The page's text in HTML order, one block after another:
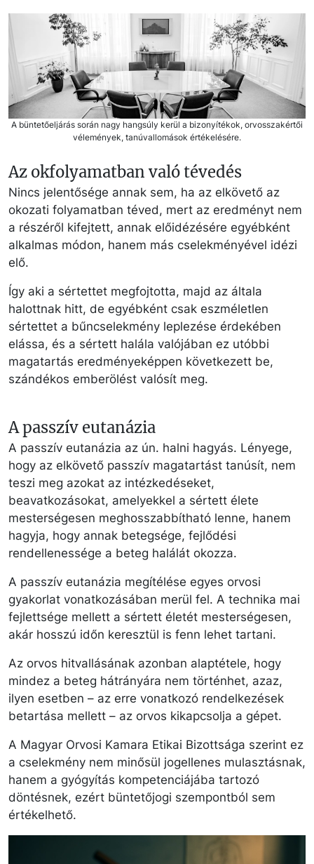
A büntetőeljárás során nagy hangsúly kerül a bizonyítékok, orvosszakértői
vélemények, tanúvallomások értékelésére.
Az okfolyamatban való tévedés
Nincs jelentősége annak sem, ha az elkövető az
okozati folyamatban téved, mert az eredményt nem
a részéről kifejtett, annak előidézésére egyébként
alkalmas módon, hanem más cselekményével idézi
elő.
Így aki a sértettet megfojtotta, majd az általa
halottnak hitt, de egyébként csak eszméletlen
sértettet a bűncselekmény leplezése érdekében
elássa, és a sértett halála valójában ez utóbbi
magatartás eredményeképpen következett be,
szándékos emberölést valósít meg.
A passzív eutanázia
A passzív eutanázia az ún. halni hagyás. Lényege,
hogy az elkövető passzív magatartást tanúsít, nem
teszi meg azokat az intézkedéseket,
beavatkozásokat, amelyekkel a sértett élete
mesterségesen meghosszabbítható lenne, hanem
hagyja, hogy annak betegsége, fejlődési
rendellenessége a beteg halálát okozza.
A passzív eutanázia megítélése egyes orvosi
gyakorlat vonatkozásában merül fel. A technika mai
fejlettsége mellett a sértett életét mesterségesen,
akár hosszú időn keresztül is fenn lehet tartani.
Az orvos hitvallásának azonban alaptétele, hogy
mindez a beteg hátrányára nem történhet, azaz,
ilyen esetben – az erre vonatkozó rendelkezések
betartása mellett – az orvos kikapcsolja a gépet.
A Magyar Orvosi Kamara Etikai Bizottsága szerint ez
a cselekmény nem minősül jogellenes mulasztásnak,
hanem a gyógyítás kompetenciájába tartozó
döntésnek, ezért büntetőjogi szempontból sem
értékelhető.